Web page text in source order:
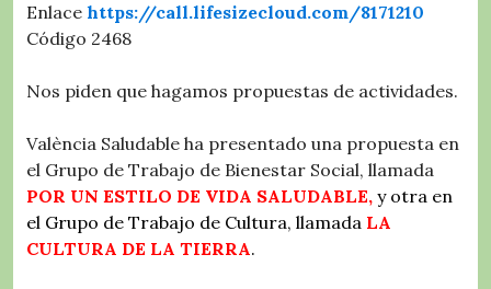
Enlace https://call.lifesizecloud.com/8171210
Código 2468
Nos piden que hagamos propuestas de actividades.
València Saludable ha presentado una propuesta en
el Grupo de Trabajo de Bienestar Social, llamada
POR UN ESTILO DE VIDA SALUDABLE, y otra en
el Grupo de Trabajo de Cultura, llamada LA
CULTURA DE LA TIERRA.